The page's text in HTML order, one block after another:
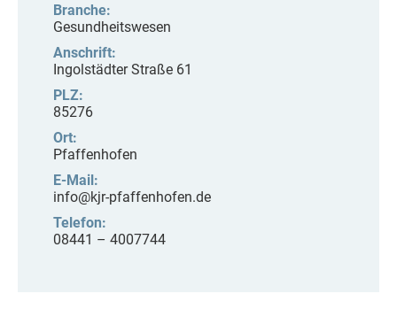
Branche:
Gesundheitswesen
Anschrift:
Ingolstädter Straße 61
PLZ:
85276
Ort:
Pfaffenhofen
E-Mail:
info@kjr-pfaffenhofen.de
Telefon:
08441 – 4007744